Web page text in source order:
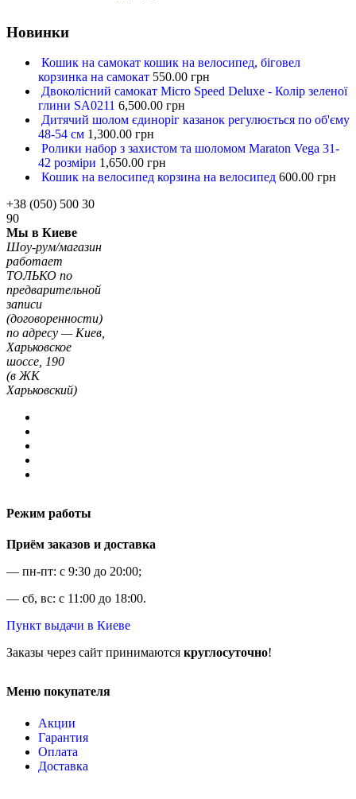
Новинки
Кошик на самокат кошик на велосипед, біговел
корзинка на самокат 550.00 грн
Двоколісний самокат Micro Speed Deluxe - Колір зеленої
глини SA0211 6,500.00 грн
Дитячий шолом єдиноріг казанок регулюється по об'єму
48-54 см 1,300.00 грн
Ролики набор з захистом та шоломом Maraton Vega 31-
42 розміри 1,650.00 грн
Кошик на велосипед корзина на велосипед 600.00 грн
+38 (050) 500 30
90
Мы в Киеве
Шоу-рум/магазин
работает
ТОЛЬКО по
предварительной
записи
(договоренности)
по адресу — Киев,
Харьковское
шоссе, 190
(в ЖК
Харьковский)
Режим работы
Приём заказов и доставка
— пн-пт: с 9:30 до 20:00;
— сб, вс: с 11:00 до 18:00.
Пункт выдачи в Киеве
Заказы через сайт принимаются круглосуточно!
Меню покупателя
Акции
Гарантия
Оплата
Доставка